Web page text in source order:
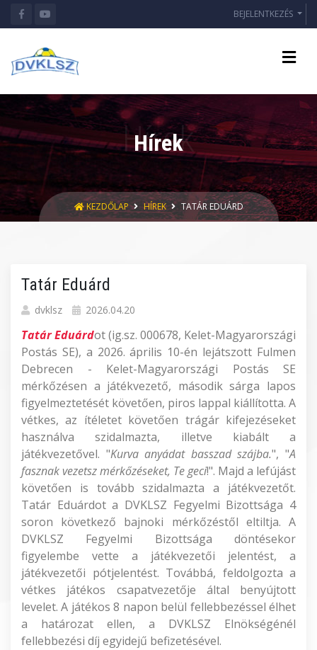
BEJELENTKEZÉS
Hírek
KEZDŐLAP HÍREK TATÁR EDUÁRD
Tatár Eduárd
dvklsz 2026.04.20
Tatár Eduárdot (ig.sz. 000678, Kelet-Magyarországi
Postás SE), a 2026. április 10-én lejátszott Fulmen
Debrecen - Kelet-Magyarországi Postás SE
mérkőzésen a játékvezető, második sárga lapos
figyelmeztetését követően, piros lappal kiállította. A
vétkes, az ítéletet követően trágár kifejezéseket
használva szidalmazta, illetve kiabált a
játékvezetővel. "Kurva anyádat basszad szájba.", "A
fasznak vezetsz mérkőzéseket, Te geci!". Majd a lefújást
követően is tovább szidalmazta a játékvezetőt.
Tatár Eduárdot a DVKLSZ Fegyelmi Bizottsága 4
soron következő bajnoki mérkőzéstől eltiltja. A
DVKLSZ Fegyelmi Bizottsága döntésekor
figyelembe vette a játékvezetői jelentést, a
játékvezetői pótjelentést. Továbbá, feldolgozta a
vétkes játékos csapatvezetője által benyújtott
levelet. A játékos 8 napon belül fellebbezéssel élhet
a határozat ellen, a DVKLSZ Elnökségénél
fellebbezési díj egyidejű befizetésével.